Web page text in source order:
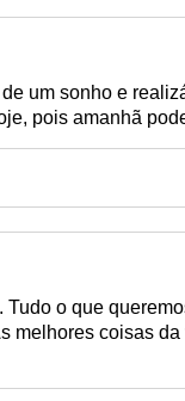
um sonho e
pois amanhã
o que
melhores coisas